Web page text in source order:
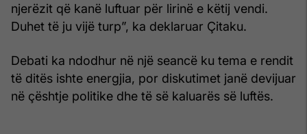
njerëzit që kanë luftuar për lirinë e këtij vendi.
Duhet të ju vijë turp”, ka deklaruar Çitaku.
Debati ka ndodhur në një seancë ku tema e rendit
të ditës ishte energjia, por diskutimet janë devijuar
në çështje politike dhe të së kaluarës së luftës.